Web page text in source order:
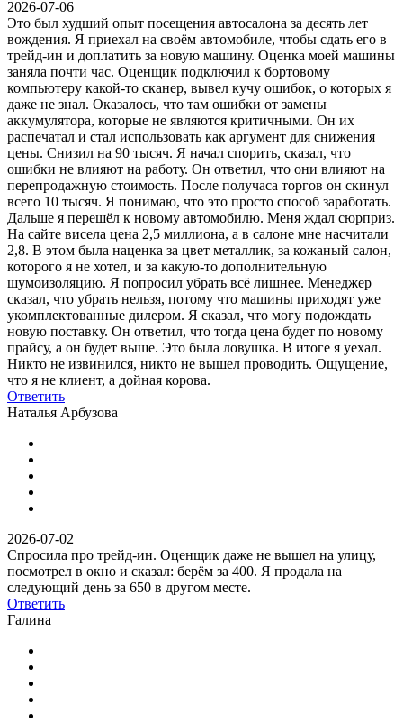
2026-07-06
Это был худший опыт посещения автосалона за десять лет
вождения. Я приехал на своём автомобиле, чтобы сдать его в
трейд-ин и доплатить за новую машину. Оценка моей машины
заняла почти час. Оценщик подключил к бортовому
компьютеру какой-то сканер, вывел кучу ошибок, о которых я
даже не знал. Оказалось, что там ошибки от замены
аккумулятора, которые не являются критичными. Он их
распечатал и стал использовать как аргумент для снижения
цены. Снизил на 90 тысяч. Я начал спорить, сказал, что
ошибки не влияют на работу. Он ответил, что они влияют на
перепродажную стоимость. После получаса торгов он скинул
всего 10 тысяч. Я понимаю, что это просто способ заработать.
Дальше я перешёл к новому автомобилю. Меня ждал сюрприз.
На сайте висела цена 2,5 миллиона, а в салоне мне насчитали
2,8. В этом была наценка за цвет металлик, за кожаный салон,
которого я не хотел, и за какую-то дополнительную
шумоизоляцию. Я попросил убрать всё лишнее. Менеджер
сказал, что убрать нельзя, потому что машины приходят уже
укомплектованные дилером. Я сказал, что могу подождать
новую поставку. Он ответил, что тогда цена будет по новому
прайсу, а он будет выше. Это была ловушка. В итоге я уехал.
Никто не извинился, никто не вышел проводить. Ощущение,
что я не клиент, а дойная корова.
Ответить
Наталья Арбузова
2026-07-02
Спросила про трейд-ин. Оценщик даже не вышел на улицу,
посмотрел в окно и сказал: берём за 400. Я продала на
следующий день за 650 в другом месте.
Ответить
Галина